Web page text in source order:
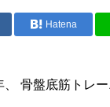
Hatena
骨盤底筋トレ